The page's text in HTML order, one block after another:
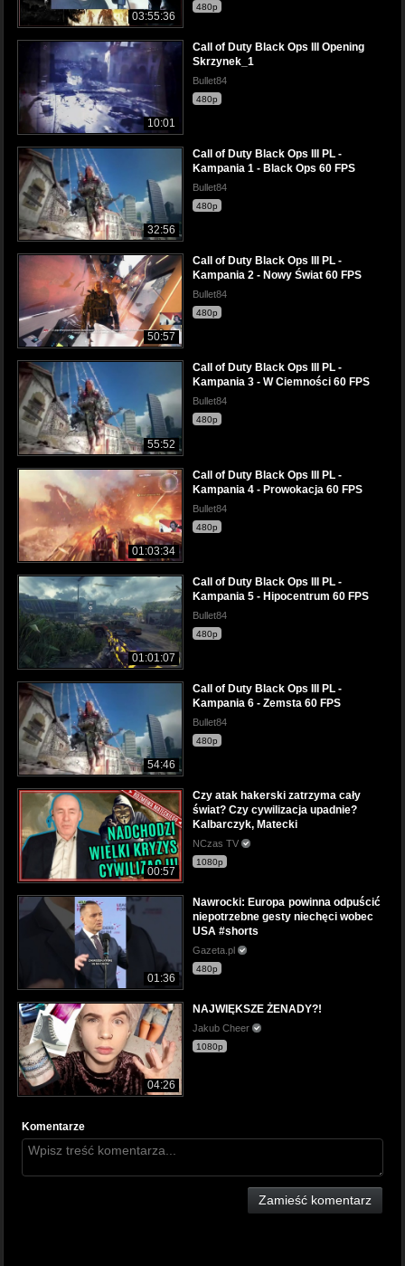
03:55:36
480p
10:01
Call of Duty Black Ops III Opening
Skrzynek_1
Bullet84
480p
32:56
Call of Duty Black Ops III PL -
Kampania 1 - Black Ops 60 FPS
Bullet84
480p
50:57
Call of Duty Black Ops III PL -
Kampania 2 - Nowy Świat 60 FPS
Bullet84
480p
55:52
Call of Duty Black Ops III PL -
Kampania 3 - W Ciemności 60 FPS
Bullet84
480p
01:03:34
Call of Duty Black Ops III PL -
Kampania 4 - Prowokacja 60 FPS
Bullet84
480p
01:01:07
Call of Duty Black Ops III PL -
Kampania 5 - Hipocentrum 60 FPS
Bullet84
480p
54:46
Call of Duty Black Ops III PL -
Kampania 6 - Zemsta 60 FPS
Bullet84
480p
00:57
Czy atak hakerski zatrzyma cały
świat? Czy cywilizacja upadnie?
Kalbarczyk, Matecki
NCzas TV
1080p
01:36
Nawrocki: Europa powinna odpuścić
niepotrzebne gesty niechęci wobec
USA #shorts
Gazeta.pl
480p
04:26
NAJWIĘKSZE ŻENADY?!
Jakub Cheer
1080p
Komentarze
Zamieść komentarz